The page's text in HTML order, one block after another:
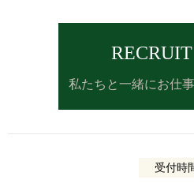
RECRUIT
私たちと一緒にお仕
受付時